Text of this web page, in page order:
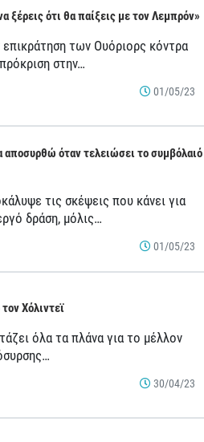
ξέρεις ότι θα παίξεις με τον Λεμπρόν»
των Ουόριορς κόντρα
στην…
01/05/23
αποσυρθώ όταν τελειώσει το συμβόλαιό
τις σκέψεις που κάνει για
δράση, μόλις…
01/05/23
Χόλιντεϊ
όλα τα πλάνα για το μέλλον
30/04/23